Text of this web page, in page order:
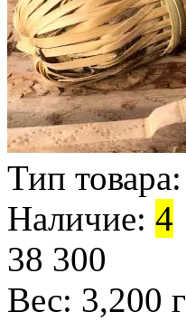
Тип товара:
Наличие: 4
38 300
Вес: 3,200 г